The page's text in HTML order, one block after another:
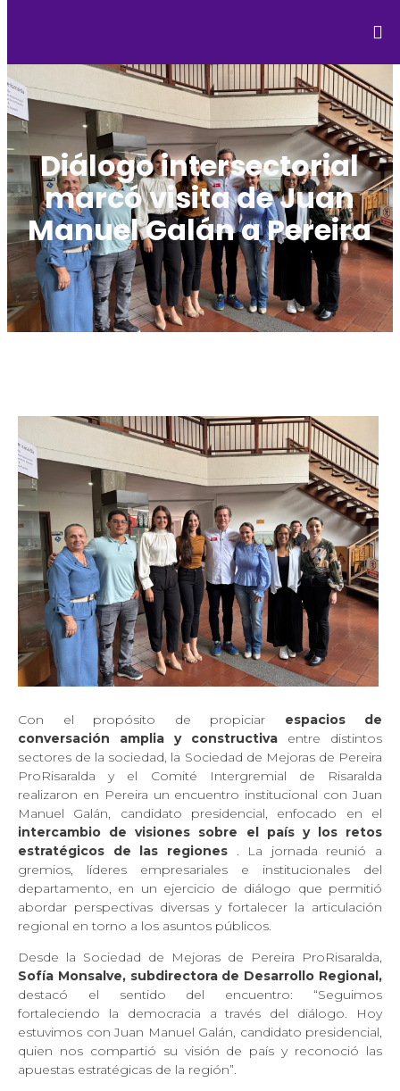
Diálogo intersectorial
marcó visita de Juan
Manuel Galán a Pereira
Con el propósito de propiciar espacios de
conversación amplia y constructiva entre distintos
sectores de la sociedad, la Sociedad de Mejoras de Pereira
ProRisaralda y el Comité Intergremial de Risaralda
realizaron en Pereira un encuentro institucional con Juan
Manuel Galán, candidato presidencial, enfocado en el
intercambio de visiones sobre el país y los retos
estratégicos de las regiones. La jornada reunió a
gremios, líderes empresariales e institucionales del
departamento, en un ejercicio de diálogo que permitió
abordar perspectivas diversas y fortalecer la articulación
regional en torno a los asuntos públicos.
Desde la Sociedad de Mejoras de Pereira ProRisaralda,
Sofía Monsalve, subdirectora de Desarrollo Regional,
destacó el sentido del encuentro: “Seguimos
fortaleciendo la democracia a través del diálogo. Hoy
estuvimos con Juan Manuel Galán, candidato presidencial,
quien nos compartió su visión de país y reconoció las
apuestas estratégicas de la región”.